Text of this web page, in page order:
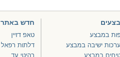
במבצע
ישיבה במבצע
במבצע
חדש באתר
טאפ דזיין
דלתות רפאל
רהיטי עד